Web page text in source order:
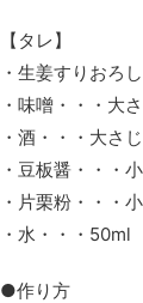
【タレ】
・生姜すりおろ
・味噌・・・大
・酒・・・大さ
・豆板醤・・・
・片栗粉・・・
・水・・・50ml
●作り方